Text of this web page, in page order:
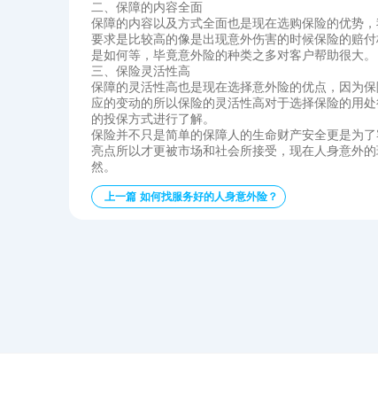
二、保障的内容全面
保障的内容以及方式全面也是现在选购保险的优势
要求是比较高的像是出现意外伤害的时候保险的赔
是如何等，毕竟意外险的种类之多对客户帮助很大。
三、保险灵活性高
保障的灵活性高也是现在选择意外险的优点，因为
应的变动的所以保险的灵活性高对于选择保险的用
的投保方式进行了解。
保险并不只是简单的保障人的生命财产安全更是为
亮点所以才更被市场和社会所接受，现在人身意外
然。
上一篇 如何找服务好的人身意外险？